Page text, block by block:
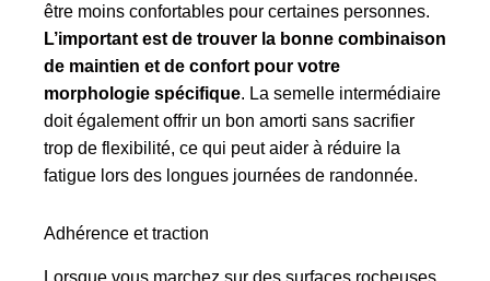
être moins confortables pour certaines personnes.
L’important est de trouver la bonne combinaison
de maintien et de confort pour votre
morphologie spécifique. La semelle intermédiaire
doit également offrir un bon amorti sans sacrifier
trop de flexibilité, ce qui peut aider à réduire la
fatigue lors des longues journées de randonnée.
Adhérence et traction
Lorsque vous marchez sur des surfaces rocheuses